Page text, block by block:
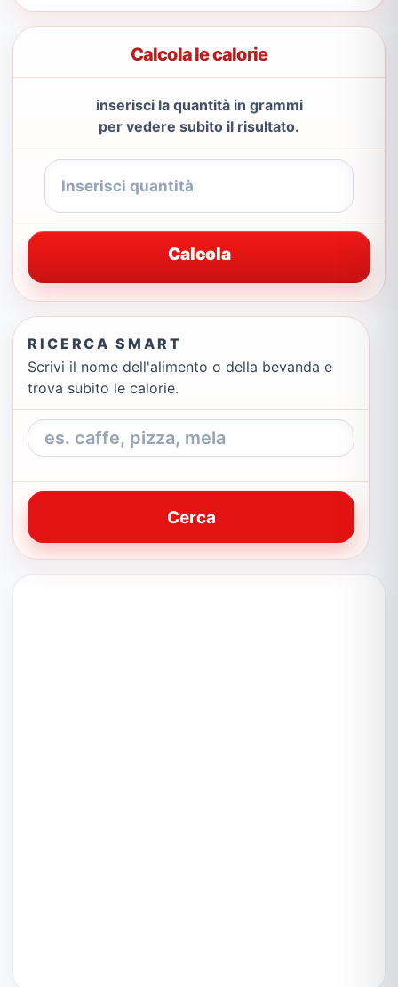
Calcola le calorie
inserisci la quantità in grammi
per vedere subito il risultato.
Calcola
RICERCA SMART
Scrivi il nome dell'alimento o della bevanda e
trova subito le calorie.
Cerca